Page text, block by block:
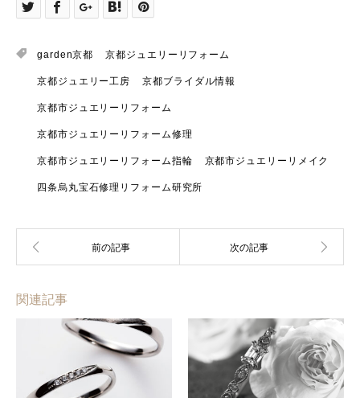
garden京都 京都ジュエリーリフォーム
京都ジュエリー工房 京都ブライダル情報
京都市ジュエリーリフォーム
京都市ジュエリーリフォーム修理
京都市ジュエリーリフォーム指輪 京都市ジュエリーリメイク
四条烏丸宝石修理リフォーム研究所
関連記事